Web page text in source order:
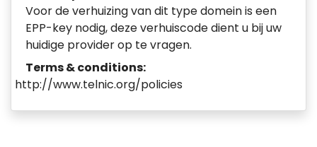
Voor de verhuizing van dit type domein is een
EPP-key nodig, deze verhuiscode dient u bij uw
huidige provider op te vragen.
Terms & conditions:
http://www.telnic.org/policies